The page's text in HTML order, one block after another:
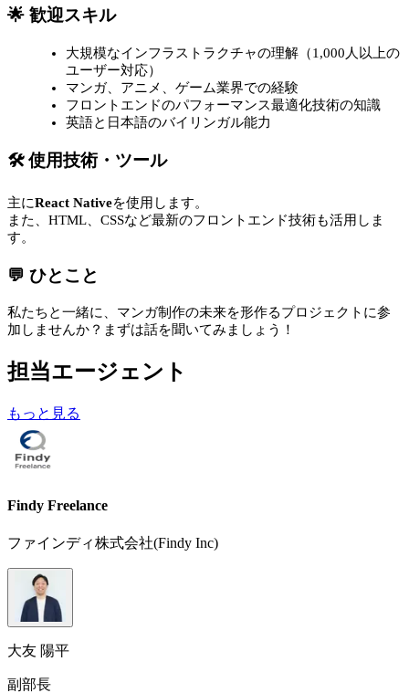
🌟 歓迎スキル
大規模なインフラストラクチャの理解（1,000人以上の
ユーザー対応）
マンガ、アニメ、ゲーム業界での経験
フロントエンドのパフォーマンス最適化技術の知識
英語と日本語のバイリンガル能力
🛠 使用技術・ツール
主にReact Nativeを使用します。
また、HTML、CSSなど最新のフロントエンド技術も活用しま
す。
💬 ひとこと
私たちと一緒に、マンガ制作の未来を形作るプロジェクトに参
加しませんか？まずは話を聞いてみましょう！
担当エージェント
もっと見る
Findy Freelance
ファインディ株式会社(Findy Inc)
大友 陽平
副部長